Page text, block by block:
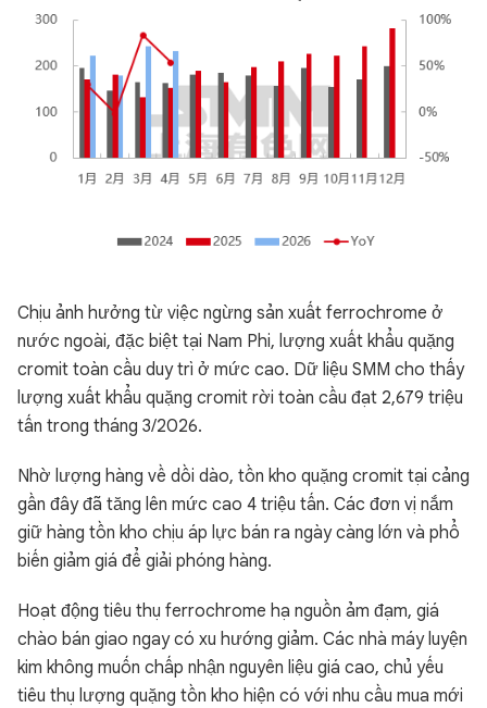
Chịu ảnh hưởng từ việc ngừng sản xuất ferrochrome ở
nước ngoài, đặc biệt tại Nam Phi, lượng xuất khẩu quặng
cromit toàn cầu duy trì ở mức cao. Dữ liệu SMM cho thấy
lượng xuất khẩu quặng cromit rời toàn cầu đạt 2,679 triệu
tấn trong tháng 3/2026.
Nhờ lượng hàng về dồi dào, tồn kho quặng cromit tại cảng
gần đây đã tăng lên mức cao 4 triệu tấn. Các đơn vị nắm
giữ hàng tồn kho chịu áp lực bán ra ngày càng lớn và phổ
biến giảm giá để giải phóng hàng.
Hoạt động tiêu thụ ferrochrome hạ nguồn ảm đạm, giá
chào bán giao ngay có xu hướng giảm. Các nhà máy luyện
kim không muốn chấp nhận nguyên liệu giá cao, chủ yếu
tiêu thụ lượng quặng tồn kho hiện có với nhu cầu mua mới